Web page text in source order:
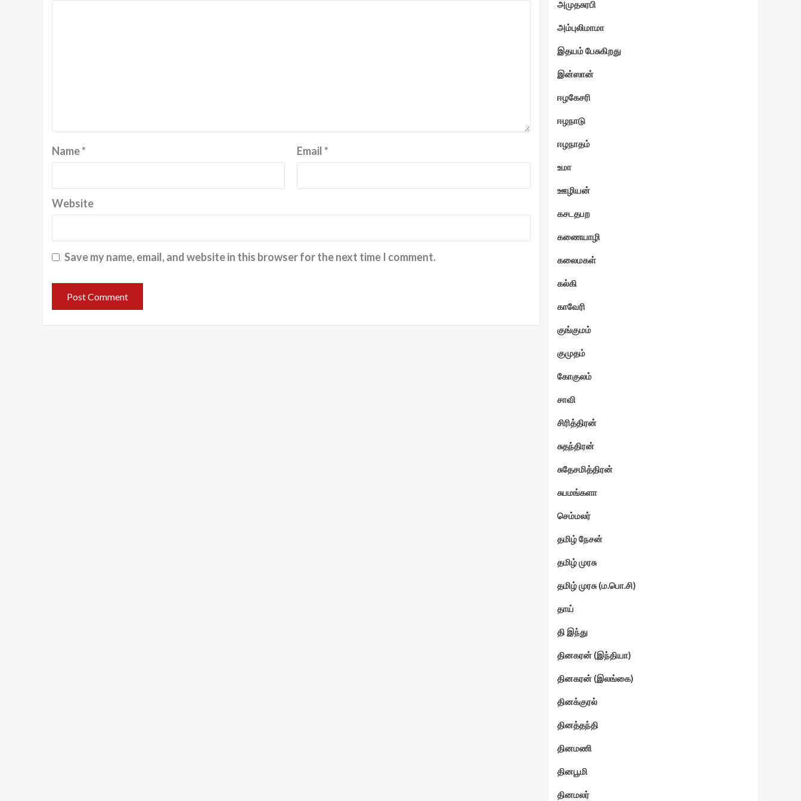
Name* Email*
Website
Save my name, email, and website in this browser for the next time I comment.
அமுதசுரபி
அம்புலிமாமா
இதயம் பேசுகிறது
இன்ஸான்
ஈழகேசரி
ஈழநாடு
ஈழநாதம்
உமா
ஊழியன்
கசடதபற
கணையாழி
கலைமகள்
கல்கி
காவேரி
குங்குமம்
குமுதம்
கோகுலம்
சாவி
சிரித்திரன்
சுதந்திரன்
சுதேசமித்திரன்
சுபமங்களா
செம்மலர்
தமிழ் நேசன்
தமிழ் முரசு
தமிழ் முரசு (ம.பொ.சி)
தாய்
தி இந்து
தினகரன் (இந்தியா)
தினகரன் (இலங்கை)
தினக்குரல்
தினத்தந்தி
தினமணி
தினபூமி
தினமலர்